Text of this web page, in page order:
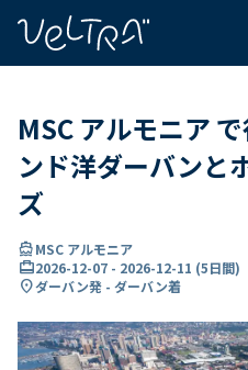
MSC アルモニア
ンド洋ダーバンと
ズ
directions_boatMSC アルモニア
card_travel2026-12-07 - 2026-12-11 (5日間)
location_onダーバン発 - ダーバン着